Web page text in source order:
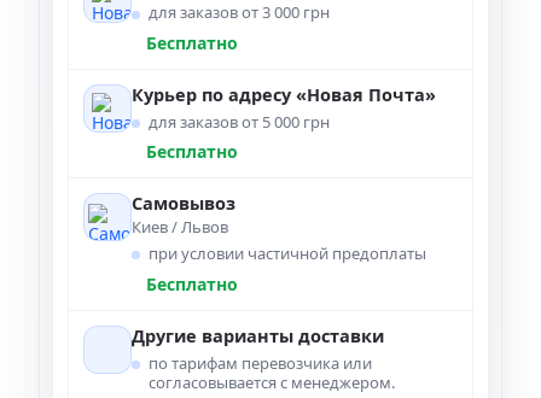
для заказов от 3 000 грн
Бесплатно
Курьер по адресу «Новая Почта»
для заказов от 5 000 грн
Бесплатно
Самовывоз
Киев / Львов
при условии частичной предоплаты
Бесплатно
Другие варианты доставки
по тарифам перевозчика или
согласовывается с менеджером.